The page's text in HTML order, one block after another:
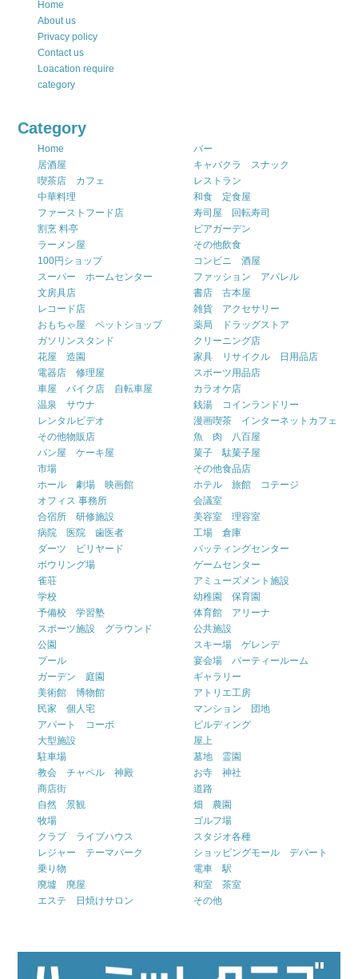
Home
About us
Privacy policy
Contact us
Loacation require
category
Category
Home
バー
居酒屋
キャバクラ スナック
喫茶店 カフェ
レストラン
中華料理
和食 定食屋
ファーストフード店
寿司屋 回転寿司
割烹 料亭
ビアガーデン
ラーメン屋
その他飲食
100円ショップ
コンビニ 酒屋
スーパー ホームセンター
ファッション アパレル
文房具店
書店 古本屋
レコード店
雑貨 アクセサリー
おもちゃ屋 ペットショップ
薬局 ドラッグストア
ガソリンスタンド
クリーニング店
花屋 造園
家具 リサイクル 日用品店
電器店 修理屋
スポーツ用品店
車屋 バイク店 自転車屋
カラオケ店
温泉 サウナ
銭湯 コインランドリー
レンタルビデオ
漫画喫茶 インターネットカフェ
その他物販店
魚 肉 八百屋
パン屋 ケーキ屋
菓子 駄菓子屋
市場
その他食品店
ホール 劇場 映画館
ホテル 旅館 コテージ
オフィス 事務所
会議室
合宿所 研修施設
美容室 理容室
病院 医院 歯医者
工場 倉庫
ダーツ ビリヤード
バッティングセンター
ボウリング場
ゲームセンター
雀荘
アミューズメント施設
学校
幼稚園 保育園
予備校 学習塾
体育館 アリーナ
スポーツ施設 グラウンド
公共施設
公園
スキー場 ゲレンデ
プール
宴会場 パーティールーム
ガーデン 庭園
ギャラリー
美術館 博物館
アトリエ工房
民家 個人宅
マンション 団地
アパート コーポ
ビルディング
大型施設
屋上
駐車場
墓地 霊園
教会 チャペル 神殿
お寺 神社
商店街
道路
自然 景観
畑 農園
牧場
ゴルフ場
クラブ ライブハウス
スタジオ各種
レジャー テーマパーク
ショッピングモール デパート
乗り物
電車 駅
廃墟 廃屋
和室 茶室
エステ 日焼けサロン
その他